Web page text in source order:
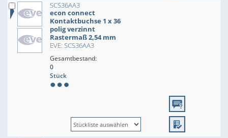
SCS36AA3
econ connect
Kontaktbuchse 1 x 36
polig verzinnt
Rastermaß 2,54 mm
EVE: SCS36AA3
Gesamtbestand:
0
Stück